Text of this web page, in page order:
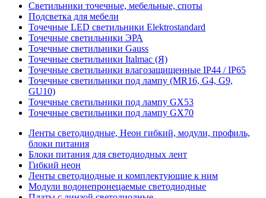
Светильники точечные, мебельные, споты
Подсветка для мебели
Точечные LED светильники Elektrostandard
Точечные светильники ЭРА
Точечные светильники Gauss
Точечные светильники Italmac (Я)
Точечные светильники влагозащищенные IP44 / IP65
Точечные светильники под лампу (MR16, G4, G9,
GU10)
Точечные светильники под лампу GX53
Точечные светильники под лампу GX70
Ленты светодиодные, Неон гибкий, модули, профиль,
блоки питания
Блоки питания для светодиодных лент
Гибкий неон
Ленты светодиодные и комплектующие к ним
Модули водонепронецаемые светодиодные